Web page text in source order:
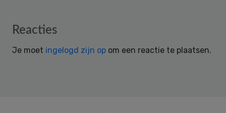
Reader
Reacties
Je moet ingelogd zijn op om een reactie te plaatsen.